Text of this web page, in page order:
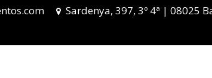
Sardenya, 397, 3º 4ª | 08025